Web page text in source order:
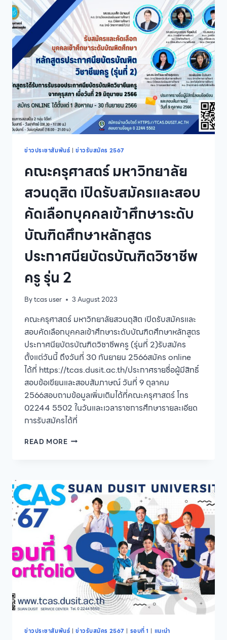
สัมภาษณ์
หลักสูตร
พยาบาล
ศาสตร
บัณฑิต
คณะ
พยาบาล
ศาสตร์
รอบ
ที่
1
PORTFOLIO
ข่าวประชาสัมพันธ์ | ข่าวรับสมัคร 2567
คณะครุศาสตร์ มหาวิทยาลัย
สวนดุสิต เปิดรับสมัครและสอบ
คัดเลือกบุคคลเข้าศึกษาระดับ
บัณฑิตศึกษาหลักสูตร
ประกาศนียบัตรบัณฑิตวิชาชีพ
ครู รุ่น 2
Bytcas user 3 August 2023
คณะครุศาสตร์ มหาวิทยาลัยสวนดุสิต เปิดรับสมัครและ
สอบคัดเลือกบุคคลเข้าศึกษาระดับบัณฑิตศึกษาหลักสูตร
ประกาศนียบัตรบัณฑิตวิชาชีพครู (รุ่นที่ 2)รับสมัคร
ตั้งแต่วันนี้ ถึงวันที่ 30 กันยายน 2566สมัคร online
ได้ที่ https://tcas.dusit.ac.th/ประกาศรายชื่อผู้มีสิทธิ์
สอบข้อเขียนและสอบสัมภาษณ์ วันที่ 9 ตุลาคม
2566สอบถามข้อมูลเพิ่มเติมได้ที่คณะครุศาสตร์ โทร
02244 5502 ในวันและเวลาราชการศึกษารายละเอียด
การรับสมัครได้ที่
READ MOREคณะ
รับ
สมัคร
คัด
เลือก
บุคคล
เข้า
ศึกษา
ระดับ
บัณฑิต
ศึกษา
หลักสูตร
บัณฑิต
ข่าวประชาสัมพันธ์ | ข่าวรับสมัคร 2567 | รอบที่ 1 | แนะนำ